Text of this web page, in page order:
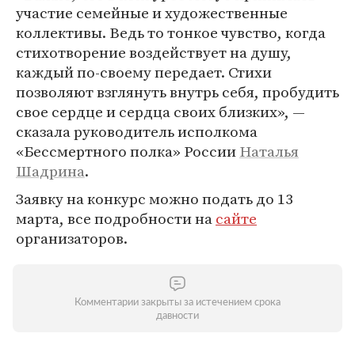
участие семейные и художественные
коллективы. Ведь то тонкое чувство, когда
стихотворение воздействует на душу,
каждый по-своему передает. Стихи
позволяют взглянуть внутрь себя, пробудить
свое сердце и сердца своих близких», —
сказала руководитель исполкома
«Бессмертного полка» РоссииНаталья
Шадрина.
Заявку на конкурс можно подать до 13
марта, все подробности насайте
организаторов.
Комментарии закрыты за истечением срока
давности